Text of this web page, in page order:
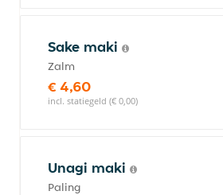
Sake maki
Zalm
€ 4,60
incl. statiegeld (€ 0,00)
Unagi maki
Paling